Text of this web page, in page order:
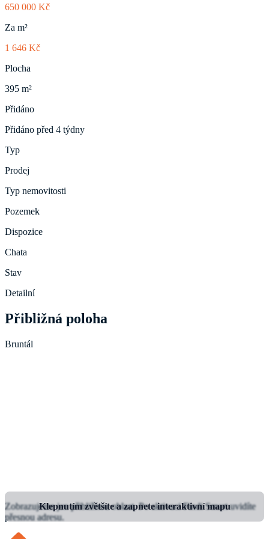
650 000 Kč
Za m²
1 646 Kč
Plocha
395 m²
Přidáno
Přidáno před 4 týdny
Typ
Prodej
Typ nemovitosti
Pozemek
Dispozice
Chata
Stav
Detailní
Přibližná poloha
Bruntál
Klepnutím zvětšíte a zapnete interaktivní mapu
Zobrazujeme jen přibližnou oblast.Po aktivaci Findi Smart uvidíte
přesnou adresu.